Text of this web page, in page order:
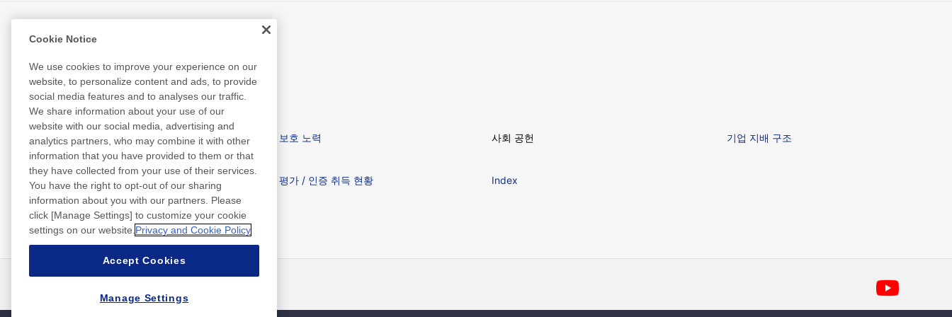
환경 지속 가능성
Nitto’s Sustainability 환경 보호 노력 사회 공헌 기업 지배 구조
Library 외부 평가 / 인증 취득 현황 Index
Cookie Notice
We use cookies to improve your experience on our
website, to personalize content and ads, to provide
social media features and to analyses our traffic.
We share information about your use of our
website with our social media, advertising and
analytics partners, who may combine it with other
information that you have provided to them or that
they have collected from your use of their services.
You have the right to opt-out of our sharing
information about you with our partners. Please
click [Manage Settings] to customize your cookie
settings on our website. Privacy and Cookie Policy
Accept Cookies
Manage Settings